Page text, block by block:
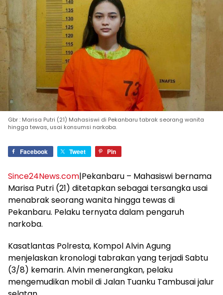
Gbr : Marisa Putri (21) Mahasiswi di Pekanbaru tabrak seorang wanita
hingga tewas, usai konsumsi narkoba.
Facebook Tweet Pin
Since24News.com|Pekanbaru – Mahasiswi bernama
Marisa Putri (21) ditetapkan sebagai tersangka usai
menabrak seorang wanita hingga tewas di
Pekanbaru. Pelaku ternyata dalam pengaruh
narkoba.
Kasatlantas Polresta, Kompol Alvin Agung
menjelaskan kronologi tabrakan yang terjadi Sabtu
(3/8) kemarin. Alvin menerangkan, pelaku
mengemudikan mobil di Jalan Tuanku Tambusai jalur